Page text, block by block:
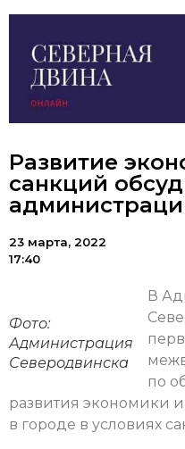
Развитие
санкций
23 марта, 2022
17:40
Фото:
Администрация
Северодвинска
В
по
развития экономики
в городе в условиях